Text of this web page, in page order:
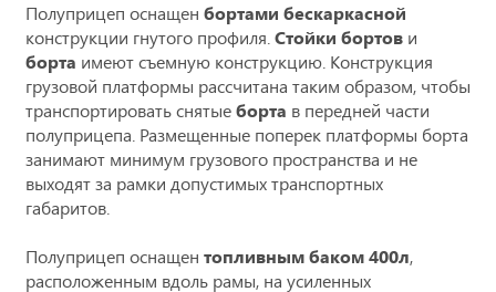
Полуприцеп оснащен бортами бескаркасной
конструкции гнутого профиля.Стойки бортов и
борта имеют съемную конструкцию. Конструкция
грузовой платформы рассчитана таким образом, чтобы
транспортировать снятыеборта в передней части
полуприцепа. Размещенные поперек платформы борта
занимают минимум грузового пространства и не
выходят за рамки допустимых транспортных
габаритов.
Полуприцеп оснащен топливным баком 400л,
расположенным вдоль рамы, на усиленных